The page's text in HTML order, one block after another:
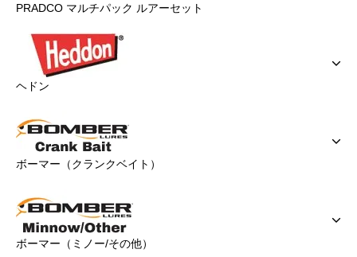
PRADCO マルチパック ルアーセット
ヘドン
ボーマー（クランクベイト）
ボーマー（ミノー/その他）